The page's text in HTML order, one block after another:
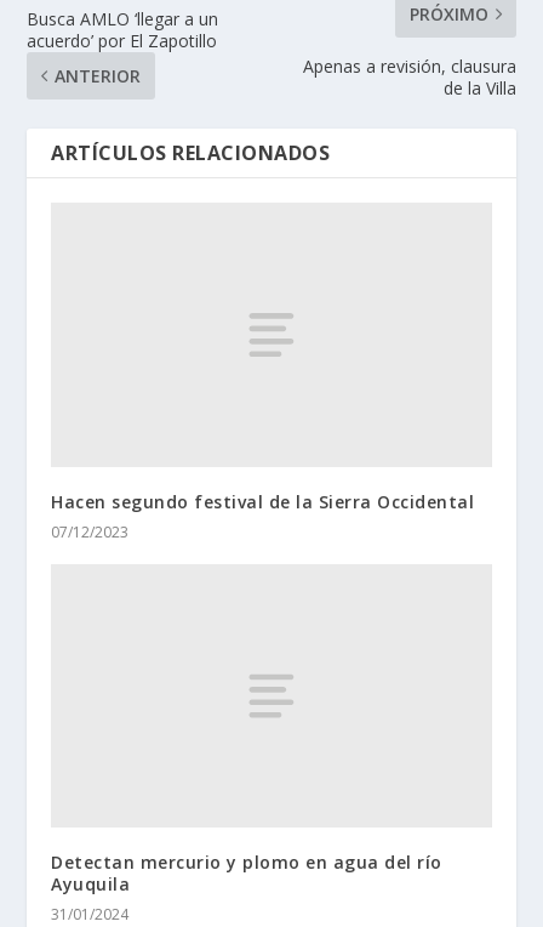
Busca AMLO ‘llegar a un
acuerdo’ por El Zapotillo
ANTERIOR
PRÓXIMO
Apenas a revisión, clausura
de la Villa
ARTÍCULOS RELACIONADOS
Hacen segundo festival de la Sierra Occidental
07/12/2023
Detectan mercurio y plomo en agua del río
Ayuquila
31/01/2024